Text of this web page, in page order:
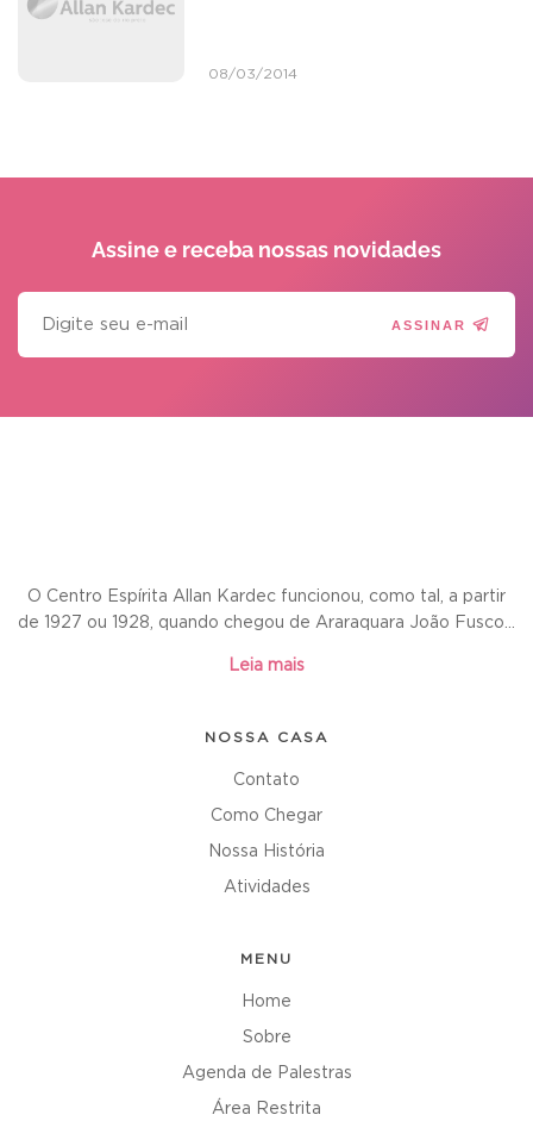
08/03/2014
Assine e receba nossas novidades
ASSINAR
O Centro Espírita Allan Kardec funcionou, como tal, a partir
de 1927 ou 1928, quando chegou de Araraquara João Fusco...
Leia mais
NOSSA CASA
Contato
Como Chegar
Nossa História
Atividades
MENU
Home
Sobre
Agenda de Palestras
Área Restrita